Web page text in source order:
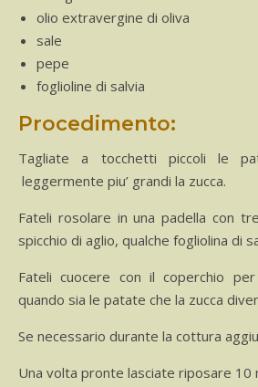
olio extravergine di oliva
sale
pepe
foglioline di salvia
Procedimento:
Tagliate a tocchetti piccoli le
leggermente piu’ grandi la zucca.
Fateli rosolare in una padella con
spicchio di aglio, qualche fogliolina di
Fateli cuocere con il coperchio
quando sia le patate che la zucca
Se necessario durante la cottura
Una volta pronte lasciate riposare 10